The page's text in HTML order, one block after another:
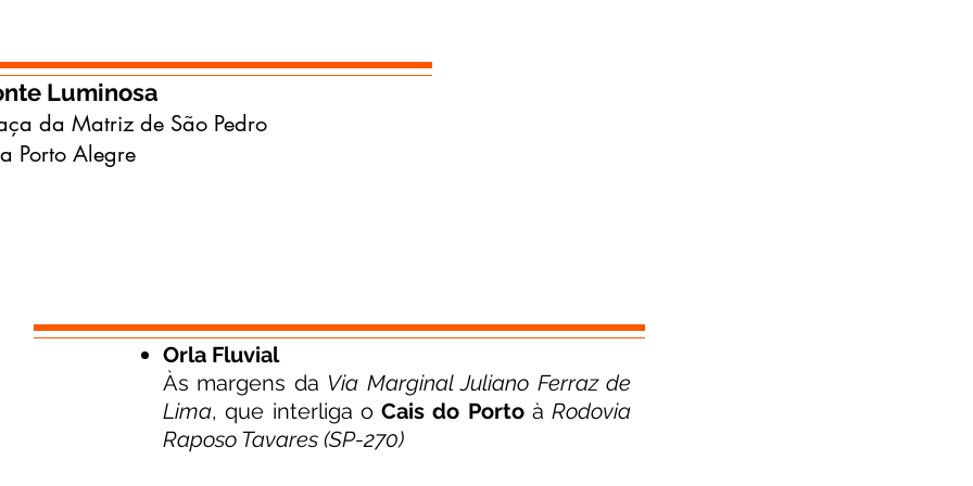
Luminosa
da Matriz de São Pedro
Porto Alegre
Orla Fluvial
Às margens da Via Marginal Juliano Ferraz de
Lima, que interliga o Cais do Portoà Rodovia
Raposo Tavares (SP-270)